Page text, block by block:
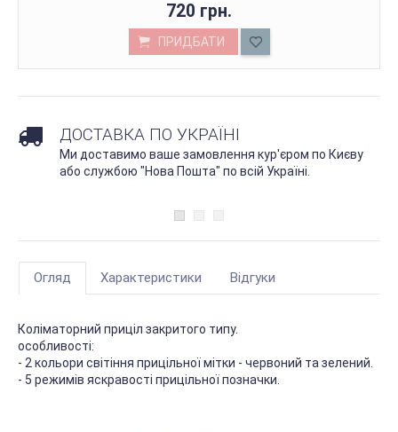
720 грн.
ПРИДБАТИ
ДОСТАВКА ПО УКРАЇНІ
Ми доставимо ваше замовлення кур'єром по Києву
або службою "Нова Пошта" по всій Україні.
Огляд Характеристики Відгуки
Коліматорний приціл закритого типу.
особливості:
- 2 кольори світіння прицільної мітки - червоний та зелений.
- 5 режимів яскравості прицільної позначки.